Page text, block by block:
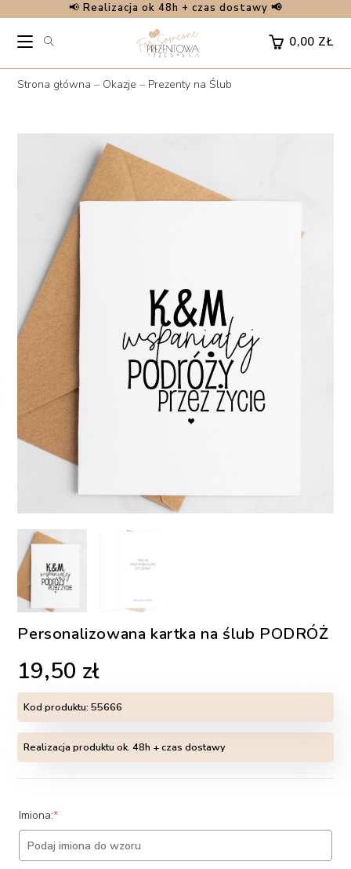
content
📢 Realizacja ok 48h + czas dostawy 📢
0,00 ZŁ
Strona główna – Okazje – Prezenty na Ślub
Personalizowana kartka na ślub PODRÓŻ
19,50 zł
Kod produktu:55666
Realizacja produktu ok. 48h + czas dostawy
Imiona:*(required)